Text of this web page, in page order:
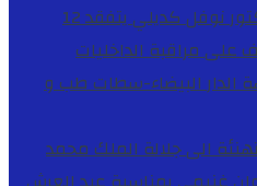
الدكتور نوفل كديلي يتفقد 12
مراقبة الداخليات
الدار البيضاء-سطاتطب و
الى جلالة الملك محمد